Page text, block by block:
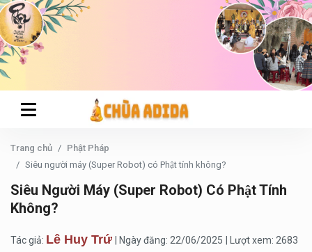
Trang chủ
Phật Pháp
Siêu người máy (Super Robot) có Phật tính không?
Siêu Người Máy (Super Robot) Có Phật Tính
Không?
Tác giả: Lê Huy Trứ | Ngày đăng: 22/06/2025 | Lượt xem: 2683